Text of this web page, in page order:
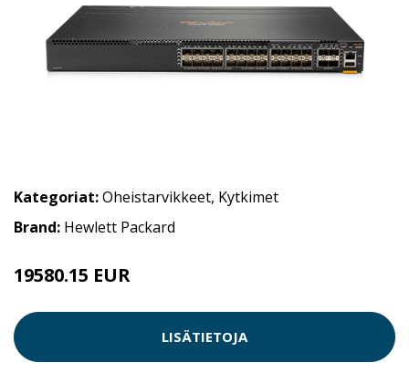
Kategoriat:Oheistarvikkeet, Kytkimet
Brand: Hewlett Packard
19580.15 EUR
LISÄTIETOJA